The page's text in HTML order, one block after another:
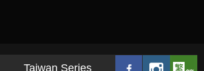
Taiwan Series